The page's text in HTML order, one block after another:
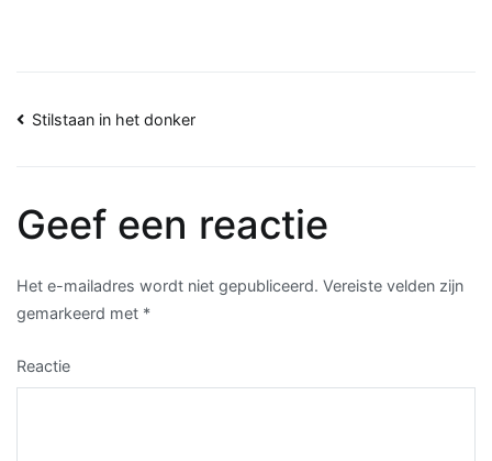
Bericht
Stilstaan in het donker
Geef een reactie
Het e-mailadres wordt niet gepubliceerd. Vereiste velden zijn
gemarkeerd met *
Reactie